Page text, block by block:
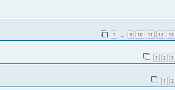
1 9 10 11 12 13
1 2 3
1 2